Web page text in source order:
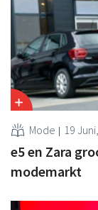
Mode 19
e5 en Zara
modemarkt